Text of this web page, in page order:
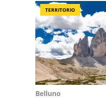
TERRITORIO
Belluno